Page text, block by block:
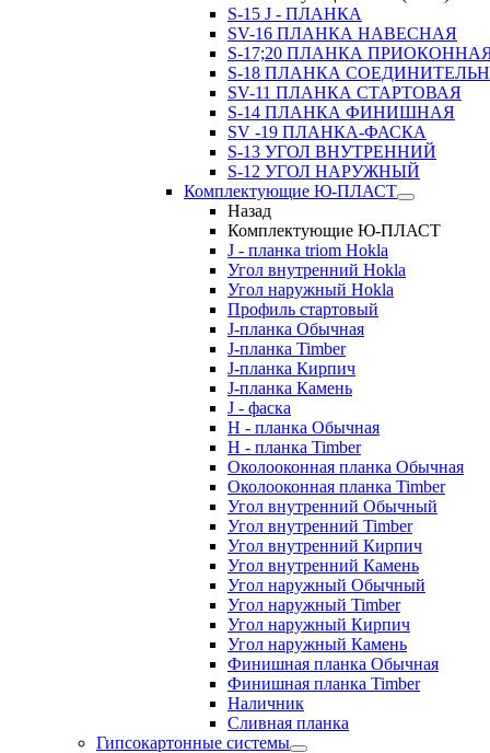
S-15 J - ПЛАНКА
SV-16 ПЛАНКА НАВЕСНАЯ
S-17;20 ПЛАНКА
S-18 ПЛАНКА
SV-11 ПЛАНКА СТАРТОВАЯ
S-14 ПЛАНКА ФИНИШНАЯ
SV -19 ПЛАНКА-ФАСКА
S-13 УГОЛ ВНУТРЕННИЙ
S-12 УГОЛ НАРУЖНЫЙ
Комплектующие Ю-ПЛАСТ
Назад
Комплектующие Ю-ПЛАСТ
J - планка triom Hokla
Угол внутренний Hokla
Угол наружный Hokla
Профиль стартовый
J-планка Обычная
J-планка Timber
J-планка Кирпич
J-планка Камень
J - фаска
Н - планка Обычная
Н - планка Timber
Околооконная планка Обычная
Околооконная планка Timber
Угол внутренний Обычный
Угол внутренний Timber
Угол внутренний Кирпич
Угол внутренний Камень
Угол наружный Обычный
Угол наружный Timber
Угол наружный Кирпич
Угол наружный Камень
Финишная планка Обычная
Финишная планка Timber
Наличник
Сливная планка
Гипсокартонные системы